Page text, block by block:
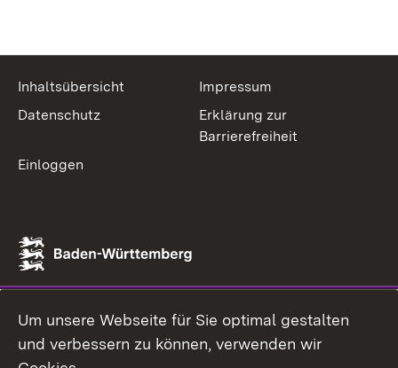
Inhaltsübersicht
Impressum
Datenschutz
Erklärung zur
Barrierefreiheit
Einloggen
Um unsere Webseite für Sie optimal gestalten
und verbessern zu können, verwenden wir